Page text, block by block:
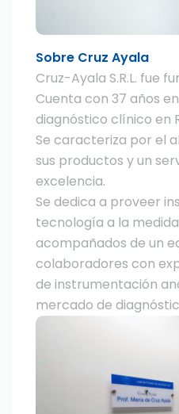
Sobre Cruz Ayala
Cruz-Ayala S.R.L. fue
Cuenta con 37 años
diagnóstico clínico en
Se caracteriza por el
sus productos y un
excelencia.
Se dedica a proveer
tecnología a la
acompañados de un
colaboradores con
de instrumentación
mercado de